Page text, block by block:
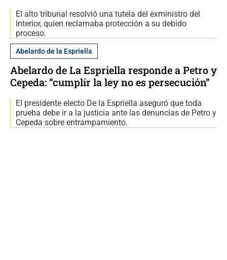
El alto tribunal resolvió una tutela del exministro del
Interior, quien reclamaba protección a su debido
proceso.
Abelardo de la Espriella
Abelardo de La Espriella responde a Petro y
Cepeda: “cumplir la ley no es persecución”
El presidente electo De la Espriella aseguró que toda
prueba debe ir a la justicia ante las denuncias de Petro y
Cepeda sobre entrampamiento.